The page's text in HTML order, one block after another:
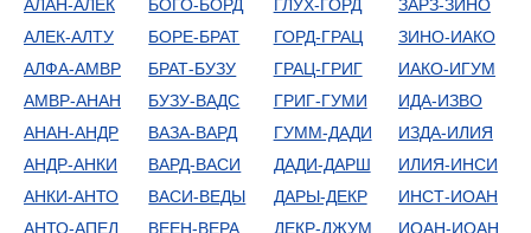
АЛАН-АЛЕК
АЛЕК-АЛТУ
АЛФА-АМВР
АМВР-АНАН
АНАН-АНДР
АНДР-АНКИ
АНКИ-АНТО
АНТО-АПЕЛ
БОГО-БОРД
БОРЕ-БРАТ
БРАТ-БУЗУ
БУЗУ-ВАДС
ВАЗА-ВАРД
ВАРД-ВАСИ
ВАСИ-ВЕДЫ
ВЕЕН-ВЕРА
ГЛУХ-ГОРД
ГОРД-ГРАЦ
ГРАЦ-ГРИГ
ГРИГ-ГУМИ
ГУММ-ДАДИ
ДАДИ-ДАРШ
ДАРЫ-ДЕКР
ДЕКР-ДЖУМ
ЗАРЗ-ЗИНО
ЗИНО-ИАКО
ИАКО-ИГУМ
ИДА-ИЗВО
ИЗДА-ИЛИЯ
ИЛИЯ-ИНСИ
ИНСТ-ИОАН
ИОАН-ИОАН